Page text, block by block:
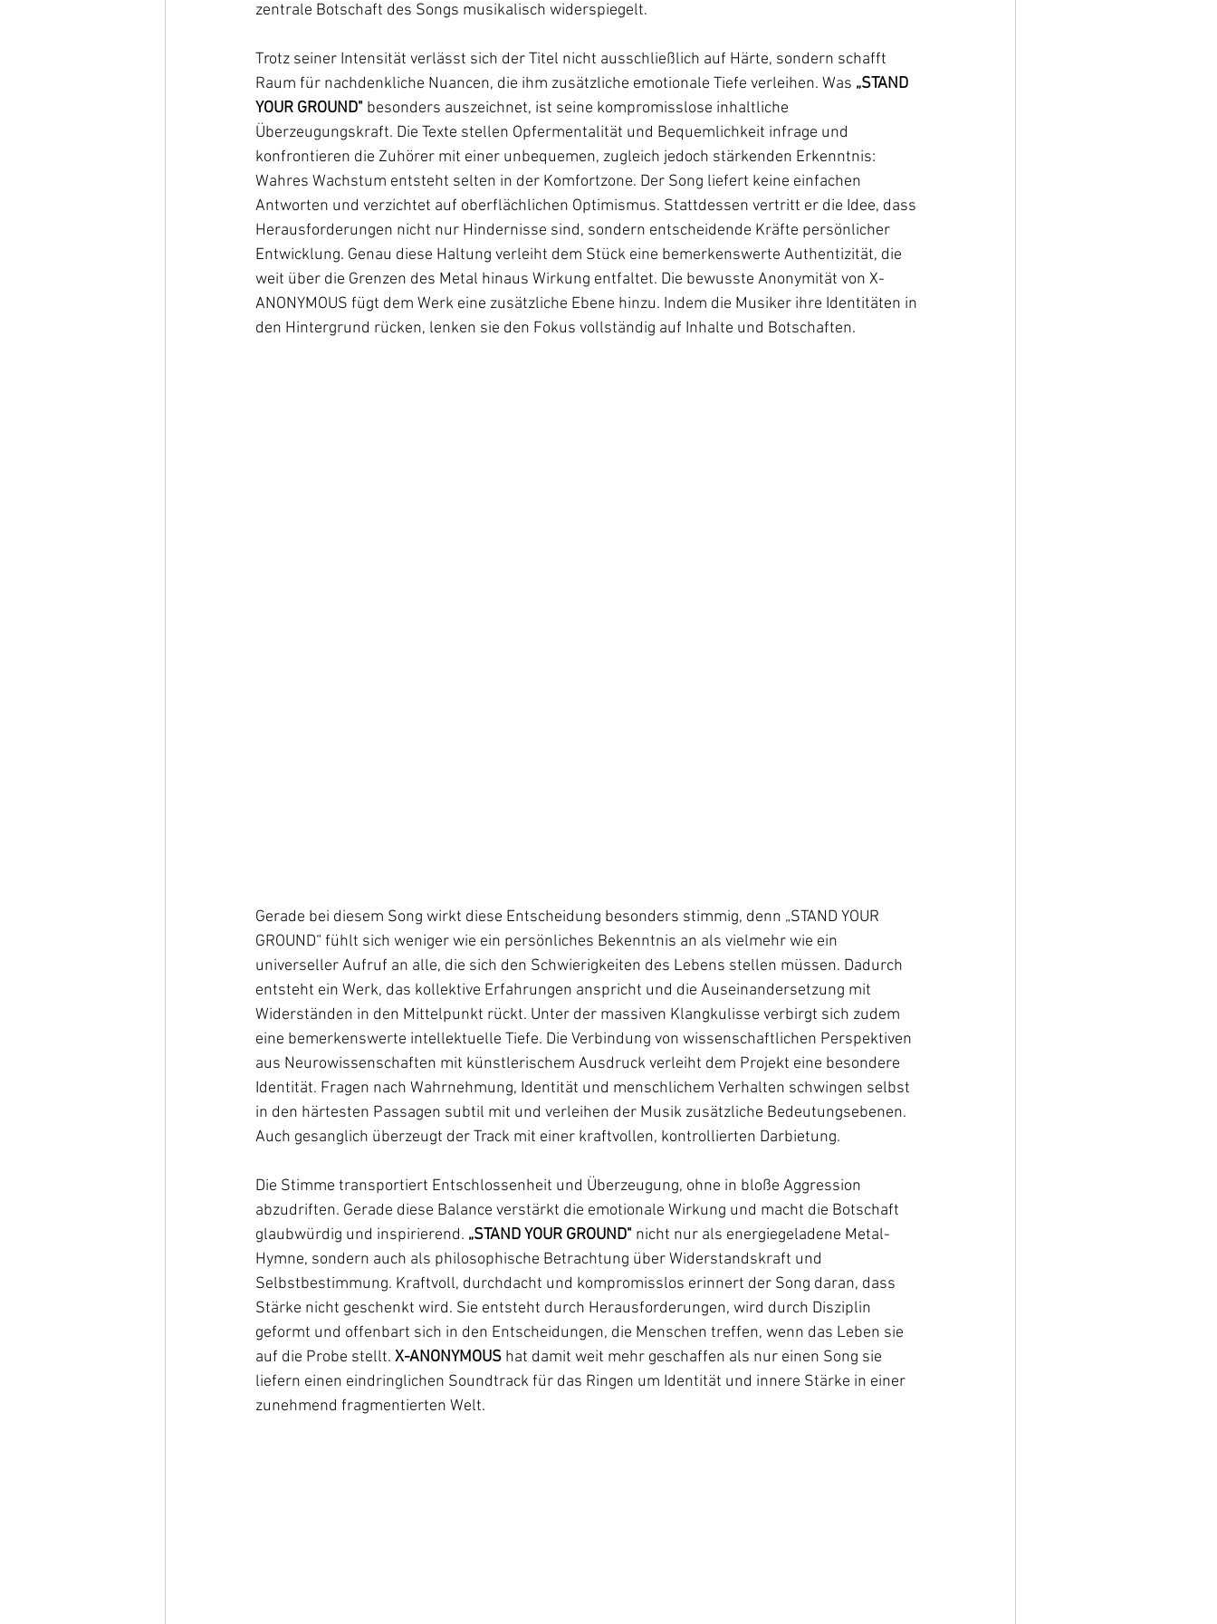
zentrale Botschaft des Songs musikalisch widerspiegelt.
Trotz seiner Intensität verlässt sich der Titel nicht ausschließlich auf Härte, sondern schafft
Raum für nachdenkliche Nuancen, die ihm zusätzliche emotionale Tiefe verleihen. Was „STAND
YOUR GROUND" besonders auszeichnet, ist seine kompromisslose inhaltliche
Überzeugungskraft. Die Texte stellen Opfermentalität und Bequemlichkeit infrage und
konfrontieren die Zuhörer mit einer unbequemen, zugleich jedoch stärkenden Erkenntnis:
Wahres Wachstum entsteht selten in der Komfortzone. Der Song liefert keine einfachen
Antworten und verzichtet auf oberflächlichen Optimismus. Stattdessen vertritt er die Idee, dass
Herausforderungen nicht nur Hindernisse sind, sondern entscheidende Kräfte persönlicher
Entwicklung. Genau diese Haltung verleiht dem Stück eine bemerkenswerte Authentizität, die
weit über die Grenzen des Metal hinaus Wirkung entfaltet. Die bewusste Anonymität von X-
ANONYMOUS fügt dem Werk eine zusätzliche Ebene hinzu. Indem die Musiker ihre Identitäten in
den Hintergrund rücken, lenken sie den Fokus vollständig auf Inhalte und Botschaften.
Gerade bei diesem Song wirkt diese Entscheidung besonders stimmig, denn „STAND YOUR
GROUND“ fühlt sich weniger wie ein persönliches Bekenntnis an als vielmehr wie ein
universeller Aufruf an alle, die sich den Schwierigkeiten des Lebens stellen müssen. Dadurch
entsteht ein Werk, das kollektive Erfahrungen anspricht und die Auseinandersetzung mit
Widerständen in den Mittelpunkt rückt. Unter der massiven Klangkulisse verbirgt sich zudem
eine bemerkenswerte intellektuelle Tiefe. Die Verbindung von wissenschaftlichen Perspektiven
aus Neurowissenschaften mit künstlerischem Ausdruck verleiht dem Projekt eine besondere
Identität. Fragen nach Wahrnehmung, Identität und menschlichem Verhalten schwingen selbst
in den härtesten Passagen subtil mit und verleihen der Musik zusätzliche Bedeutungsebenen.
Auch gesanglich überzeugt der Track mit einer kraftvollen, kontrollierten Darbietung.
Die Stimme transportiert Entschlossenheit und Überzeugung, ohne in bloße Aggression
abzudriften. Gerade diese Balance verstärkt die emotionale Wirkung und macht die Botschaft
glaubwürdig und inspirierend. „STAND YOUR GROUND" nicht nur als energiegeladene Metal-
Hymne, sondern auch als philosophische Betrachtung über Widerstandskraft und
Selbstbestimmung. Kraftvoll, durchdacht und kompromisslos erinnert der Song daran, dass
Stärke nicht geschenkt wird. Sie entsteht durch Herausforderungen, wird durch Disziplin
geformt und offenbart sich in den Entscheidungen, die Menschen treffen, wenn das Leben sie
auf die Probe stellt. X-ANONYMOUS hat damit weit mehr geschaffen als nur einen Song sie
liefern einen eindringlichen Soundtrack für das Ringen um Identität und innere Stärke in einer
zunehmend fragmentierten Welt.